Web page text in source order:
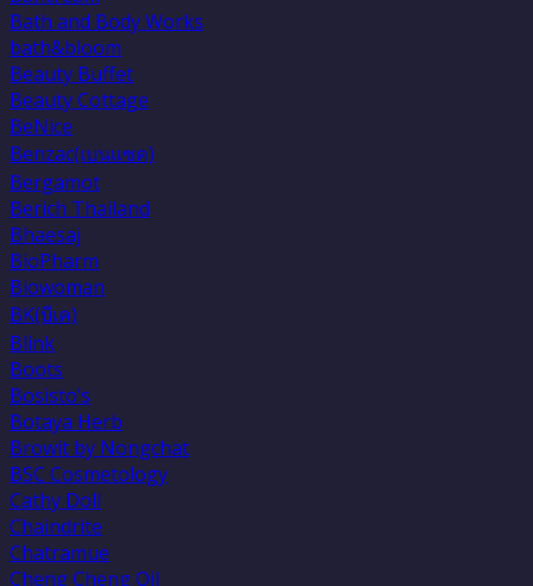
Bath and Body Works
bath&bloom
Beauty Buffet
Beauty Cottage
BeNice
Benzac(เบนเเซค)
Bergamot
Berich Thailand
Bhaesaj
BioPharm
Biowoman
BK(บีเค)
Blink
Boots
Bosisto’s
Botaya Herb
Browit by Nongchat
BSC Cosmetology
Cathy Doll
Chaindrite
Chatramue
Cheng Cheng Oil